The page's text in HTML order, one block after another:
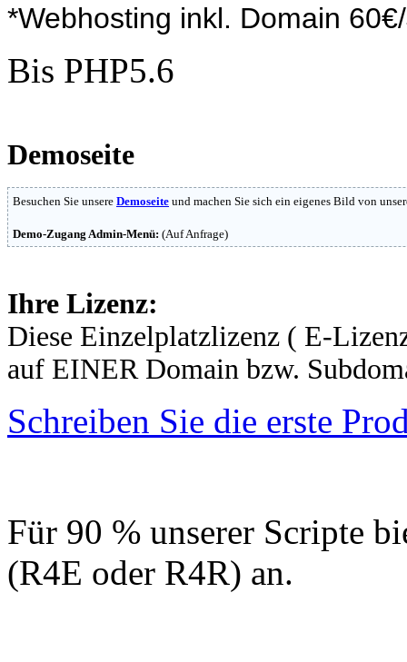
*Webhosting inkl. Domain
Bis PHP5.6
Demoseite
Besuchen Sie unsere Demoseite und machen Sie sich ein eigenes Bild von
Demo-Zugang Admin-Menü: (Auf Anfrage)
Ihre Lizenz:
Diese Einzelplatzlizenz ( E-
auf EINER Domain bzw.
Schreiben Sie die erste
Für 90 % unserer Scripte
(R4E oder R4R) an.